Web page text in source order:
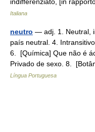
Italiana
neutro — adj. 1. Neutral,
país neutral. 4.
6. [Química] Que não é
Privado de sexo. 8.
Língua Portuguesa